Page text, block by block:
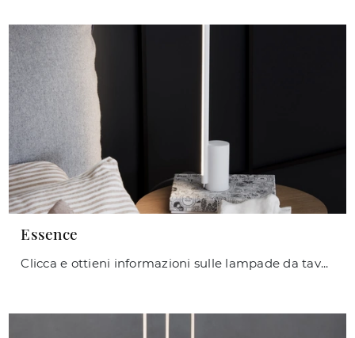
Essence
Clicca e ottieni informazioni sulle lampade da tavolo di Ideal Lux: il modello Essence in metallo ti aspetta!